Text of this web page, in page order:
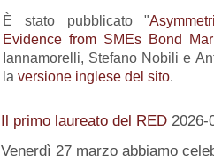
È stato pubblicato "
Evidence from SMEs Bond
Iannamorelli, Stefano Nobili e
la versione inglese del sito.
Il primo laureato del RED 2026-
Venerdì 27 marzo abbiamo